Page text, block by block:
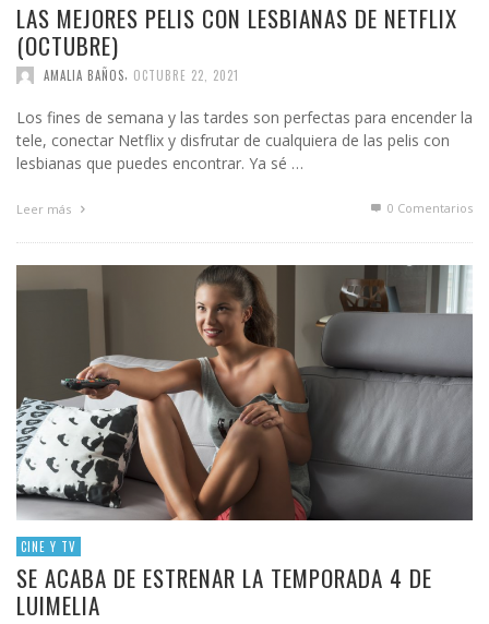
LAS MEJORES PELIS CON LESBIANAS DE NETFLIX
(OCTUBRE)
AMALIA BAÑOS OCTUBRE 22, 2021
Los fines de semana y las tardes son perfectas para encender la
tele, conectar Netflix y disfrutar de cualquiera de las pelis con
lesbianas que puedes encontrar. Ya sé …
Leer más 0 Comentarios
CINE Y TV
SE ACABA DE ESTRENAR LA TEMPORADA 4 DE
LUIMELIA